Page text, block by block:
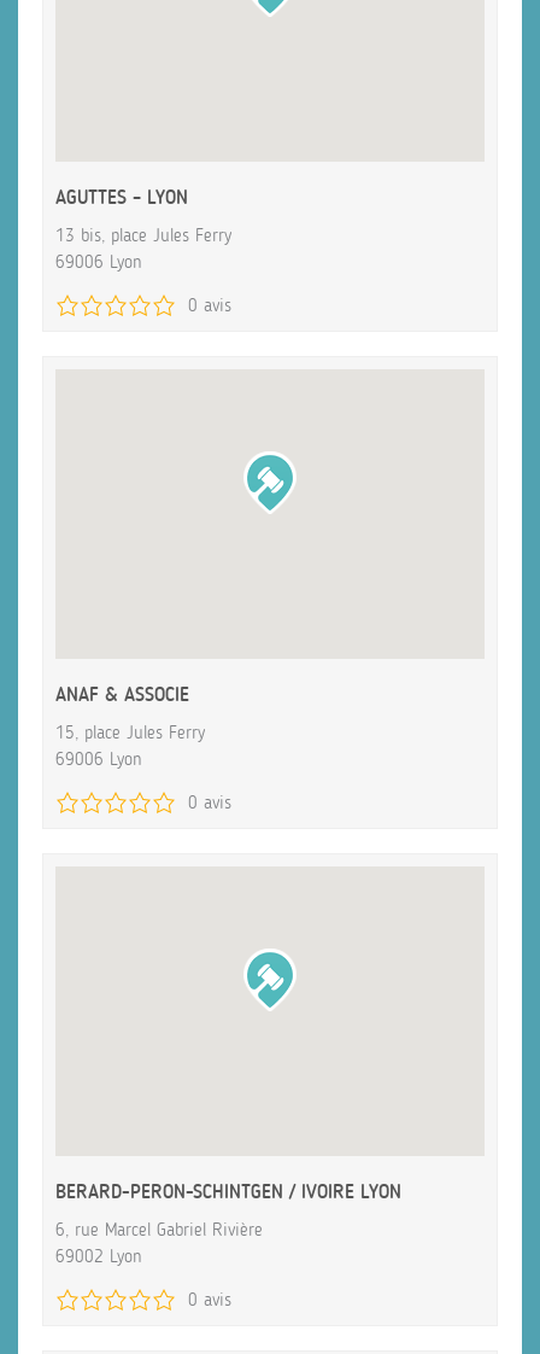
AGUTTES – LYON
13 bis, place Jules Ferry
69006 Lyon
0 avis
ANAF & ASSOCIE
15, place Jules Ferry
69006 Lyon
0 avis
BERARD-PERON-SCHINTGEN / IVOIRE LYON
6, rue Marcel Gabriel Rivière
69002 Lyon
0 avis